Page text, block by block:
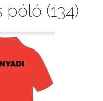
(134)